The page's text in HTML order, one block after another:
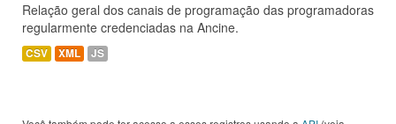
Relação geral dos canais de programação das programadoras
regularmente credenciadas na Ancine.
CSV XML JS